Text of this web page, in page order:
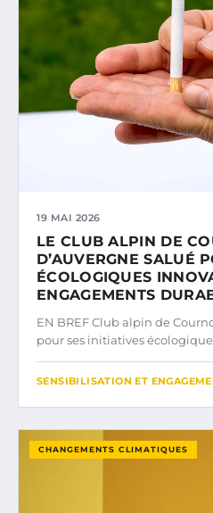
19 MAI 2026
LE CLUB ALPIN DE
D’AUVERGNE SALUÉ
ÉCOLOGIQUES
ENGAGEMENTS
EN BREF Club alpin de
pour ses initiatives
SENSIBILISATION ET
CHANGEMENTS CLIMATIQUES